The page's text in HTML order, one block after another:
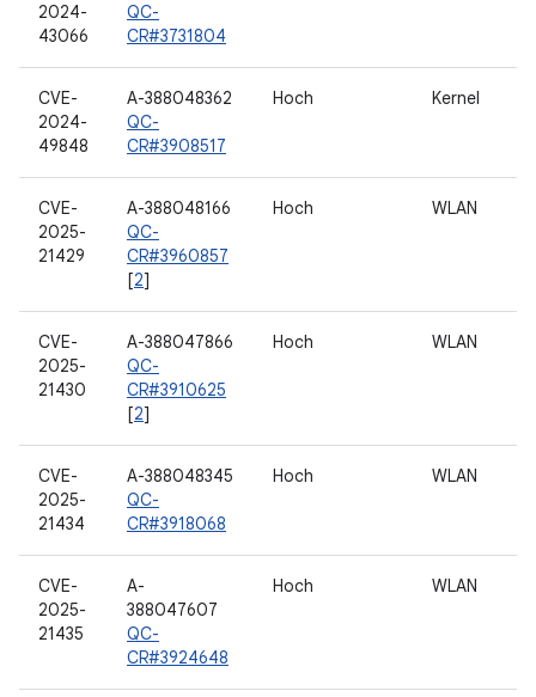
2024-
43066
QC-
CR#3731804
CVE-
2024-
49848
A-388048362
QC-
CR#3908517
Hoch Kernel
CVE-
2025-
21429
A-388048166
QC-
CR#3960857
[2]
Hoch WLAN
CVE-
2025-
21430
A-388047866
QC-
CR#3910625
[2]
Hoch WLAN
CVE-
2025-
21434
A-388048345
QC-
CR#3918068
Hoch WLAN
CVE-
2025-
21435
A-
388047607
QC-
CR#3924648
Hoch WLAN